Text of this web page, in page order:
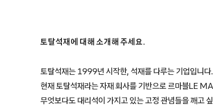
토탈석재에 대해 소개해 주세요.
토탈석재는 1999년 시작한, 석재를 다루는 기업입니
현재 토탈석재라는 자재 회사를 기반으로 르마블LE
무엇보다도 대리석이 가지고 있는 고정 관념들을 깨고